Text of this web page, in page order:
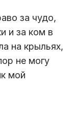
за чудо,
и за ком в
на крыльях,
не могу
мой